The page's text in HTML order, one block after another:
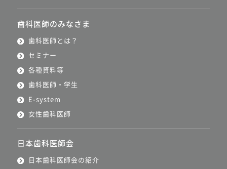
歯科医師のみなさま
歯科医師とは？
セミナー
各種資料等
歯科医師・学生
E-system
女性歯科医師
日本歯科医師会
日本歯科医師会の紹介